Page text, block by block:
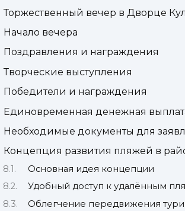
Торжественный вечер в Дворце
Начало вечера
Поздравления и награждения
Творческие выступления
Победители и награждения
Единовременная денежная
Необходимые документы для
Концепция развития пляжей в
Основная идея концепции
Удобный доступ к удалённым
Облегчение передвижения